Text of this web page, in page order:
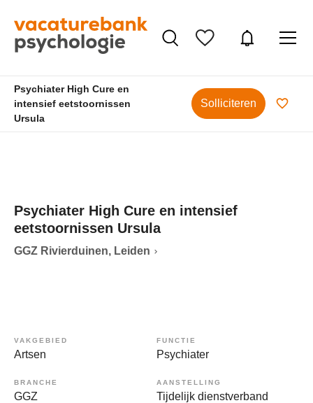
Psychiater High Cure en
intensief eetstoornissen
Ursula
Solliciteren
Psychiater High Cure en intensief
eetstoornissen Ursula
GGZ Rivierduinen, Leiden
VAKGEBIED
Artsen
FUNCTIE
Psychiater
BRANCHE
GGZ
AANSTELLING
Tijdelijk dienstverband